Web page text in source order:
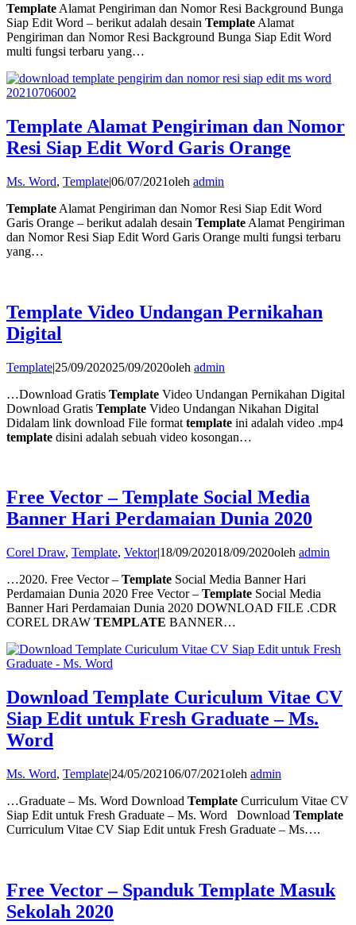
Template Alamat Pengiriman dan Nomor Resi Background Bunga
Siap Edit Word – berikut adalah desain Template Alamat
Pengiriman dan Nomor Resi Background Bunga Siap Edit Word
multi fungsi terbaru yang…
Template Alamat Pengiriman dan Nomor
Resi Siap Edit Word Garis Orange
Ms. Word, Template|06/07/2021oleh admin
Template Alamat Pengiriman dan Nomor Resi Siap Edit Word
Garis Orange – berikut adalah desain Template Alamat Pengiriman
dan Nomor Resi Siap Edit Word Garis Orange multi fungsi terbaru
yang…
Template Video Undangan Pernikahan
Digital
Template|25/09/202025/09/2020oleh admin
…Download Gratis Template Video Undangan Pernikahan Digital
Download Gratis Template Video Undangan Nikahan Digital
Didalam link download File format template ini adalah video .mp4
template disini adalah sebuah video kosongan…
Free Vector – Template Social Media
Banner Hari Perdamaian Dunia 2020
Corel Draw, Template, Vektor|18/09/202018/09/2020oleh admin
…2020. Free Vector – Template Social Media Banner Hari
Perdamaian Dunia 2020 Free Vector – Template Social Media
Banner Hari Perdamaian Dunia 2020 DOWNLOAD FILE .CDR
COREL DRAW TEMPLATE BANNER…
Download Template Curiculum Vitae CV
Siap Edit untuk Fresh Graduate – Ms.
Word
Ms. Word, Template|24/05/202106/07/2021oleh admin
…Graduate – Ms. Word Download Template Curriculum Vitae CV
Siap Edit untuk Fresh Graduate – Ms. Word Download Template
Curriculum Vitae CV Siap Edit untuk Fresh Graduate – Ms….
Free Vector – Spanduk Template Masuk
Sekolah 2020